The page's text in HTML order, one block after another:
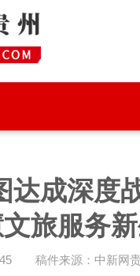
达成深度
旅服务
稿件来源：中新网